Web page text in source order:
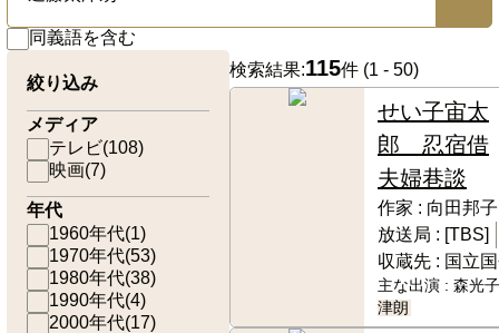
同義語を含む
絞り込み
メディア
テレビ(108)
映画(7)
年代
1960年代(1)
1970年代(53)
1980年代(38)
1990年代(4)
2000年代(17)
検索結果:115件 (1 - 50)
せい子宙太
郎 忍宿借
夫婦巷談
作家 : 向田邦子
放送局 : [TBS]
収蔵先 : 国立
主な出演 : 森光
津朗